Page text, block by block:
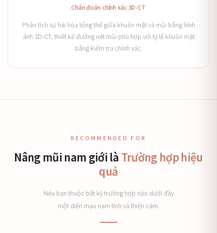
Chẩn đoán chính xác 3D-CT
Phân tích sự hài hòa tổng thể giữa khuôn mặt và mũi bằng hình
ảnh 3D-CT, thiết kế đường nét mũi phù hợp với tỷ lệ khuôn mặt
bằng kiểm tra chính xác.
RECOMMENDED FOR
Nâng mũi nam giới là Trường hợp hiệu
quả
Nếu bạn thuộc bất kỳ trường hợp nào dưới đây
một diện mạo nam tính và thiện cảm.